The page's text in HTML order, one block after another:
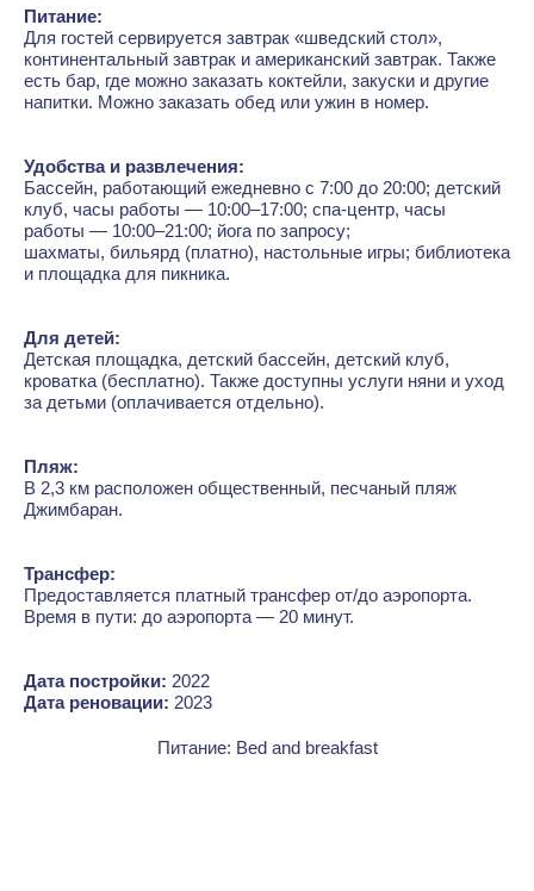
Питание:
Для гостей сервируется завтрак «шведский стол»,
континентальный завтрак и американский завтрак. Также
есть бар, где можно заказать коктейли, закуски и другие
напитки. Можно заказать обед или ужин в номер.
Удобства и развлечения:
Бассейн, работающий ежедневно с 7:00 до 20:00; детский
клуб, часы работы — 10:00–17:00; спа-центр, часы
работы — 10:00–21:00; йога по запросу;
шахматы, бильярд (платно), настольные игры; библиотека
и площадка для пикника.
Для детей:
Детская площадка, детский бассейн, детский клуб,
кроватка (бесплатно). Также доступны услуги няни и уход
за детьми (оплачивается отдельно).
Пляж:
В 2,3 км расположен общественный, песчаный пляж
Джимбаран.
Трансфер:
Предоставляется платный трансфер от/до аэропорта.
Время в пути: до аэропорта — 20 минут.
Дата постройки: 2022
Дата реновации: 2023
Питание: Bed and breakfast